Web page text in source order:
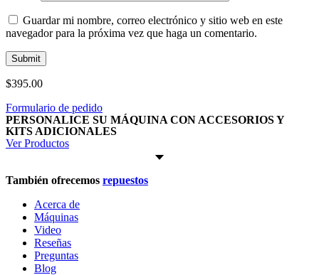
Guardar mi nombre, correo electrónico y sitio web en este
navegador para la próxima vez que haga un comentario.
$395.00
Formulario de pedido
PERSONALICE SU MÁQUINA CON ACCESORIOS Y
KITS ADICIONALES
Ver Productos
También ofrecemos repuestos
Acerca de
Máquinas
Video
Reseñas
Preguntas
Blog